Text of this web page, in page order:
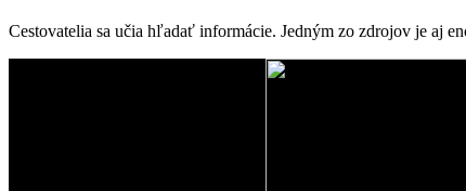
Cestovatelia sa učia hľadať informácie. Jedným zo zdrojov je aj